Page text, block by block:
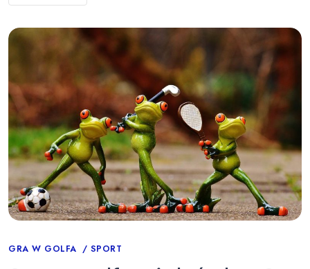
Categories
GRA W GOLFA SPORT